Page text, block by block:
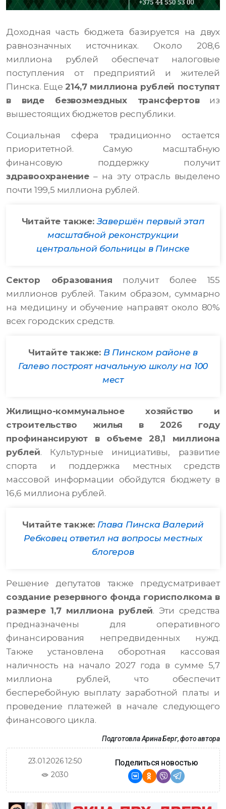
Доходная часть бюджета базируется на двух
равнозначных источниках. Около 208,6
миллиона рублей обеспечат налоговые
поступления от предприятий и жителей
Пинска. Еще 214,7 миллиона рублей поступят
в виде безвозмездных трансфертовиз
вышестоящих бюджетов республики.
Социальная сфера традиционно остается
приоритетной. Самую масштабную
финансовую поддержку получит
здравоохранение – на эту отрасль выделено
почти 199,5 миллиона рублей.
Читайте также:Завершён первый этап
масштабной реконструкции
центральной больницы в Пинске
Сектор образования получит более 155
миллионов рублей. Таким образом, суммарно
на медицину и обучение направят около 80%
всех городских средств.
Читайте также: В Пинском районе в
Галево построят начальную школу на 100
мест
Жилищно-коммунальное хозяйство и
строительство жилья в 2026 году
профинансируют в объеме 28,1 миллиона
рублей. Культурные инициативы, развитие
спорта и поддержка местных средств
массовой информации обойдутся бюджету в
16,6 миллиона рублей.
Читайте также: Глава Пинска Валерий
Ребковец ответил на вопросы местных
блогеров
Решение депутатов также предусматривает
создание резервного фонда горисполкома в
размере 1,7 миллиона рублей. Эти средства
предназначены для оперативного
финансирования непредвиденных нужд.
Также установлена оборотная кассовая
наличность на начало 2027 года в сумме 5,7
миллиона рублей, что обеспечит
бесперебойную выплату заработной платы и
проведение платежей в начале следующего
финансового цикла.
Подготовла Арина Берг, фото автора
23.01.2026 12:50
2030
Поделиться новостью